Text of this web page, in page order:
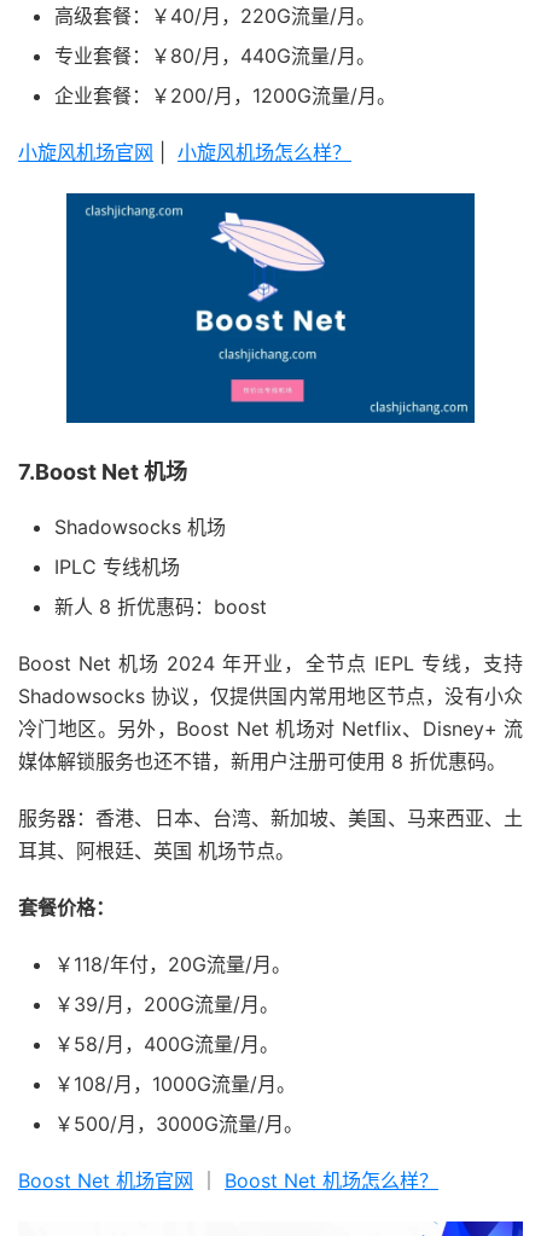
高级套餐：￥40/月，220G流量/月。
专业套餐：￥80/月，440G流量/月。
企业套餐：￥200/月，1200G流量/月。
小旋风机场官网 小旋风机场怎么样？
7.Boost Net 机场
Shadowsocks 机场
IPLC 专线机场
新人 8 折优惠码：boost
Boost Net 机场 2024 年开业，全节点 IEPL 专线，支持
Shadowsocks 协议，仅提供国内常用地区节点，没有小众
冷门地区。另外，Boost Net 机场对 Netflix、Disney+ 流
媒体解锁服务也还不错，新用户注册可使用 8 折优惠码。
服务器：香港、日本、台湾、新加坡、美国、马来西亚、土
耳其、阿根廷、英国 机场节点。
套餐价格：
￥118/年付，20G流量/月。
￥39/月，200G流量/月。
￥58/月，400G流量/月。
￥108/月，1000G流量/月。
￥500/月，3000G流量/月。
Boost Net 机场官网 Boost Net 机场怎么样？